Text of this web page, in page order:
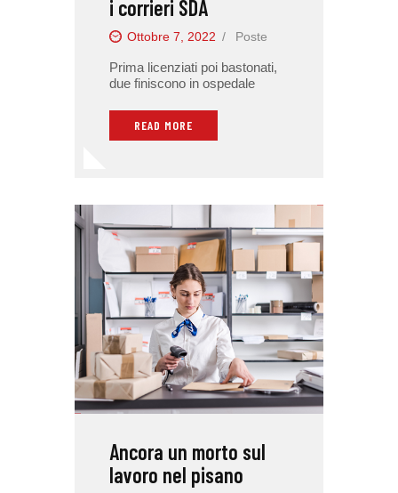
i corrieri SDA
Ottobre 7, 2022 Poste
Prima licenziati poi bastonati,
due finiscono in ospedale
READ MORE
Ancora un morto sul
lavoro nel pisano